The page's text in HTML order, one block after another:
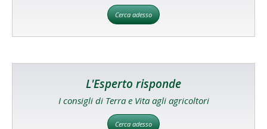
Cerca adesso
L'Esperto risponde
I consigli di Terra e Vita agli agricoltori
Cerca adesso